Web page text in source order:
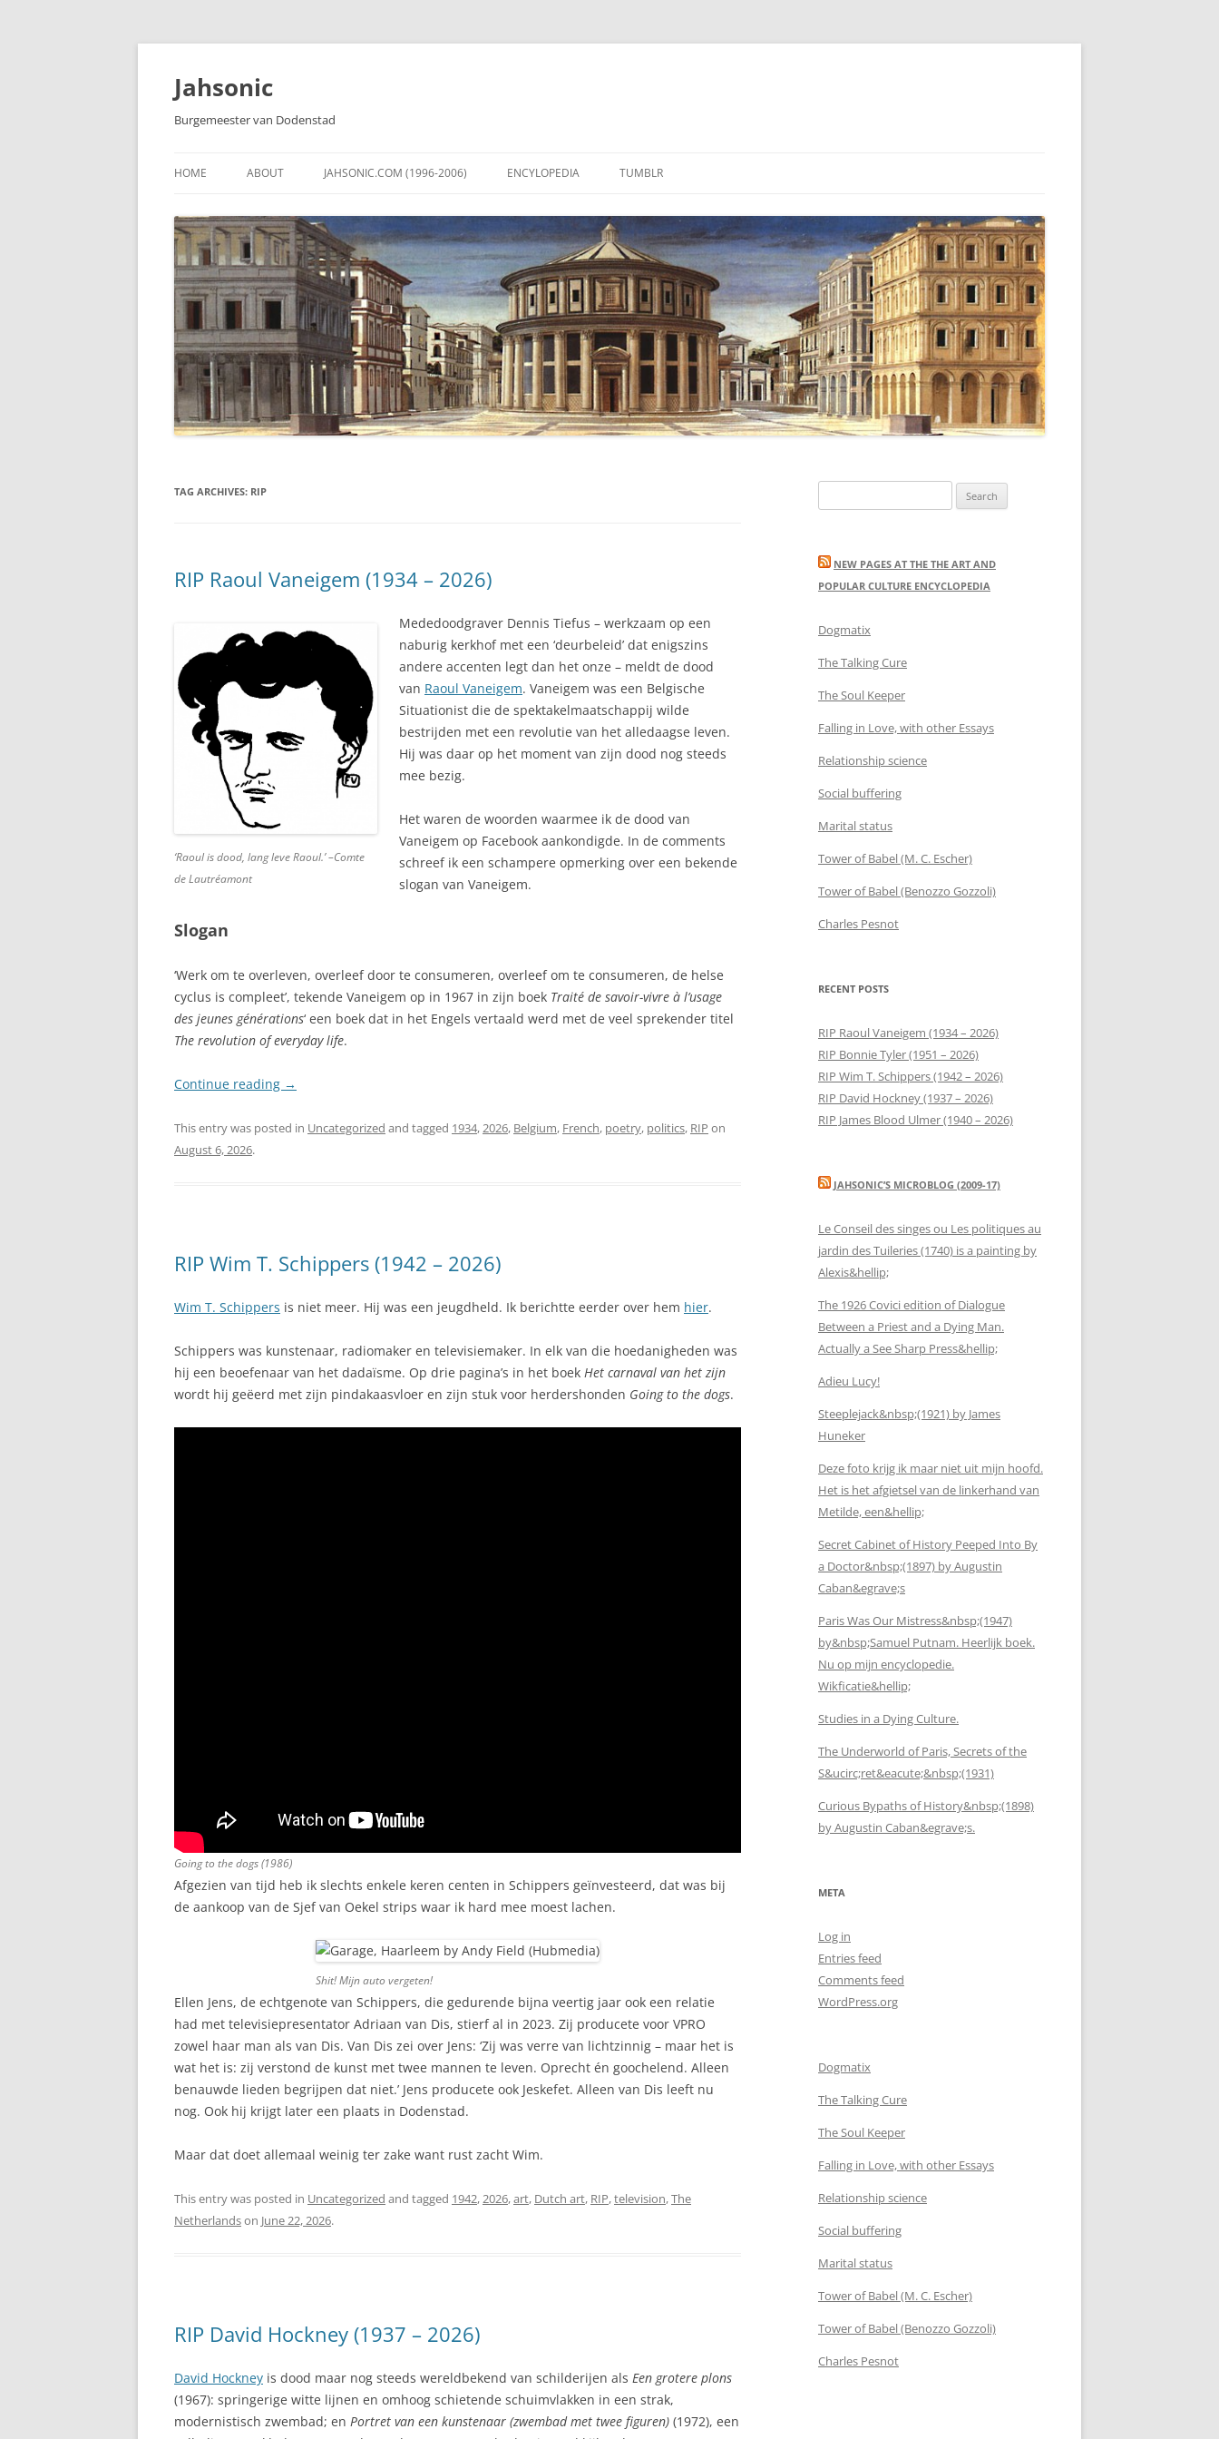
Skip
content
Jahsonic
Burgemeester van Dodenstad
HOME ABOUT JAHSONIC.COM (1996-2006) ENCYLOPEDIA TUMBLR
TAG ARCHIVES: RIP
RIP Raoul Vaneigem (1934 – 2026)
‘Raoul is dood, lang leve Raoul.’ –Comte
de Lautréamont
Mededoodgraver Dennis Tiefus – werkzaam op een
naburig kerkhof met een ‘deurbeleid’ dat enigszins
andere accenten legt dan het onze – meldt de dood
van Raoul Vaneigem. Vaneigem was een Belgische
Situationist die de spektakelmaatschappij wilde
bestrijden met een revolutie van het alledaagse leven.
Hij was daar op het moment van zijn dood nog steeds
mee bezig.
Het waren de woorden waarmee ik de dood van
Vaneigem op Facebook aankondigde. In de comments
schreef ik een schampere opmerking over een bekende
slogan van Vaneigem.
Slogan
‘Werk om te overleven, overleef door te consumeren, overleef om te consumeren, de helse
cyclus is compleet’, tekende Vaneigem op in 1967 in zijn boek Traité de savoir-vivre à l’usage
des jeunes générations‘ een boek dat in het Engels vertaald werd met de veel sprekender titel
The revolution of everyday life.
Continue reading →
This entry was posted in Uncategorized and tagged 1934,2026, Belgium, French, poetry, politics, RIP on
August 6, 2026.
RIP Wim T. Schippers (1942 – 2026)
Wim T. Schippers is niet meer. Hij was een jeugdheld. Ik berichtte eerder over hem hier.
Schippers was kunstenaar, radiomaker en televisiemaker. In elk van die hoedanigheden was
hij een beoefenaar van het dadaïsme. Op drie pagina’s in het boek Het carnaval van het zijn
wordt hij geëerd met zijn pindakaasvloer en zijn stuk voor herdershonden Going to the dogs.
Going to the dogs(1986)
Afgezien van tijd heb ik slechts enkele keren centen in Schippers geïnvesteerd, dat was bij
de aankoop van de Sjef van Oekel strips waar ik hard mee moest lachen.
Shit! Mijn auto vergeten!
Ellen Jens, de echtgenote van Schippers, die gedurende bijna veertig jaar ook een relatie
had met televisiepresentator Adriaan van Dis, stierf al in 2023. Zij producete voor VPRO
zowel haar man als van Dis. Van Dis zei over Jens: ‘Zij was verre van lichtzinnig – maar het is
wat het is: zij verstond de kunst met twee mannen te leven. Oprecht én goochelend. Alleen
benauwde lieden begrijpen dat niet.’ Jens producete ook Jeskefet. Alleen van Dis leeft nu
nog. Ook hij krijgt later een plaats in Dodenstad.
Maar dat doet allemaal weinig ter zake want rust zacht Wim.
This entry was posted in Uncategorized and tagged 1942,2026,art, Dutch art, RIP,television,The
Netherlandson June 22, 2026.
RIP David Hockney (1937 – 2026)
David Hockney is dood maar nog steeds wereldbekend van schilderijen als Een grotere plons
(1967): springerige witte lijnen en omhoog schietende schuimvlakken in een strak,
modernistisch zwembad; en Portret van een kunstenaar (zwembad met twee figuren) (1972), een
for:
NEW PAGES AT THE THE ART AND
POPULAR CULTURE ENCYCLOPEDIA
Dogmatix
The Talking Cure
The Soul Keeper
Falling in Love, with other Essays
Relationship science
Social buffering
Marital status
Tower of Babel (M. C. Escher)
Tower of Babel (Benozzo Gozzoli)
Charles Pesnot
RECENT POSTS
RIP Raoul Vaneigem (1934 – 2026)
RIP Bonnie Tyler (1951 – 2026)
RIP Wim T. Schippers (1942 – 2026)
RIP David Hockney (1937 – 2026)
RIP James Blood Ulmer (1940 – 2026)
JAHSONIC’S MICROBLOG (2009-17)
Le Conseil des singes ou Les politiques au
jardin des Tuileries (1740) is a painting by
Alexis&hellip;
The 1926 Covici edition of Dialogue
Between a Priest and a Dying Man.
Actually a See Sharp Press&hellip;
Adieu Lucy!
Steeplejack&nbsp;(1921) by James
Huneker
Deze foto krijg ik maar niet uit mijn hoofd.
Het is het afgietsel van de linkerhand van
Metilde, een&hellip;
Secret Cabinet of History Peeped Into By
a Doctor&nbsp;(1897) by Augustin
Caban&egrave;s
Paris Was Our Mistress&nbsp;(1947)
by&nbsp;Samuel Putnam. Heerlijk boek.
Nu op mijn encyclopedie.
Wikficatie&hellip;
Studies in a Dying Culture.
The Underworld of Paris, Secrets of the
S&ucirc;ret&eacute;&nbsp;(1931)
Curious Bypaths of History&nbsp;(1898)
by Augustin Caban&egrave;s.
META
Log in
Entries feed
Comments feed
WordPress.org
Dogmatix
The Talking Cure
The Soul Keeper
Falling in Love, with other Essays
Relationship science
Social buffering
Marital status
Tower of Babel (M. C. Escher)
Tower of Babel (Benozzo Gozzoli)
Charles Pesnot